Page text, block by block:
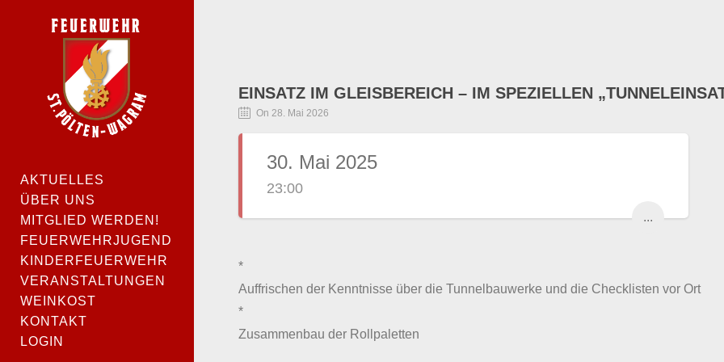
AKTUELLES
ÜBER UNS
MITGLIED WERDEN!
FEUERWEHRJUGEND
KINDERFEUERWEHR
VERANSTALTUNGEN
WEINKOST
KONTAKT
LOGIN
EINSATZ IM GLEISBEREICH – IM SPEZIELLEN
On 28. Mai 2026
30. Mai 2025
23:00
...
*
Auffrischen der Kenntnisse über die Tunnelbauwerke und die Checklisten vor Ort
*
Zusammenbau der Rollpaletten